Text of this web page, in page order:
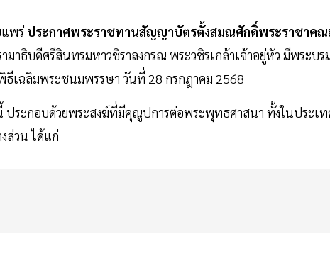
แพร่ ประกาศพระราชทานสัญญาบัตรตั้งสมณศักดิ์พระราชาค
าธิบดีศรีสินทรมหาวชิราลงกรณ พระวชิรเกล้าเจ้าอยู่หัว มีพระบร
ธีเฉลิมพระชนมพรรษา วันที่ 28 กรกฎาคม 2568
ระกอบด้วยพระสงฆ์ที่มีคุณูปการต่อพระพุทธศาสนา ทั้งในประเ
ส่วน ได้แก่